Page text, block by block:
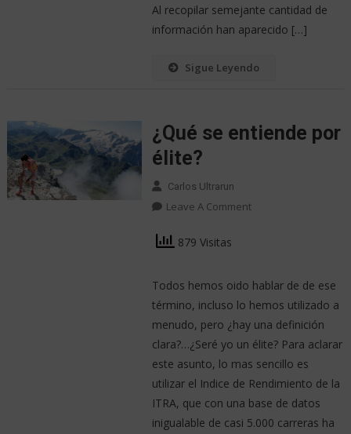
Al recopilar semejante cantidad de
información han aparecido […]
Sigue Leyendo
¿Qué se entiende por
élite?
Carlos Ultrarun
Leave A Comment
879 Visitas
Todos hemos oido hablar de de ese
término, incluso lo hemos utilizado a
menudo, pero ¿hay una definición
clara?…¿Seré yo un élite? Para aclarar
este asunto, lo mas sencillo es
utilizar el Indice de Rendimiento de la
ITRA, que con una base de datos
inigualable de casi 5.000 carreras ha